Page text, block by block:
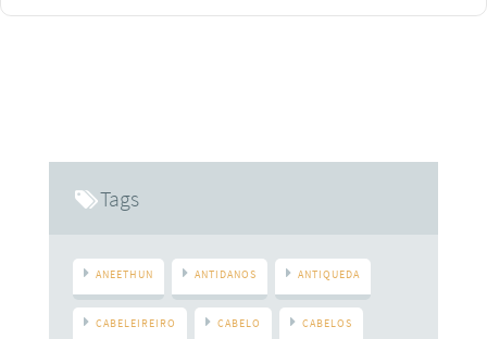
Tags
ANEETHUN ANTIDANOS ANTIQUEDA
CABELEIREIRO CABELO CABELOS